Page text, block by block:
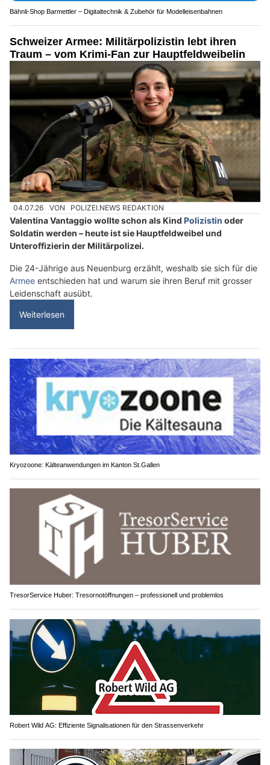
Bähnli-Shop Barmettler – Digitaltechnik & Zubehör für Modelleisenbahnen
Schweizer Armee: Militärpolizistin lebt ihren
Traum – vom Krimi-Fan zur Hauptfeldweibelin
04.07.26 VON POLIZEI.NEWS REDAKTION
Valentina Vantaggio wollte schon als Kind Polizistin oder
Soldatin werden – heute ist sie Hauptfeldweibel und
Unteroffizierin der Militärpolizei.
Die 24-Jährige aus Neuenburg erzählt, weshalb sie sich für die
Armee entschieden hat und warum sie ihren Beruf mit grosser
Leidenschaft ausübt.
Weiterlesen
Kryozoone: Kälteanwendungen im Kanton St.Gallen
TresorService Huber: Tresornotöffnungen – professionell und problemlos
Robert Wild AG: Effiziente Signalisationen für den Strassenverkehr